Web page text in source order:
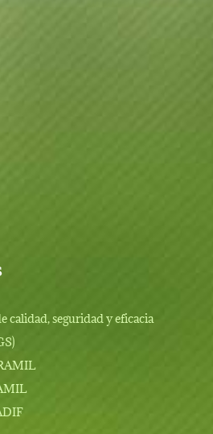
calidad, seguridad y eficacia